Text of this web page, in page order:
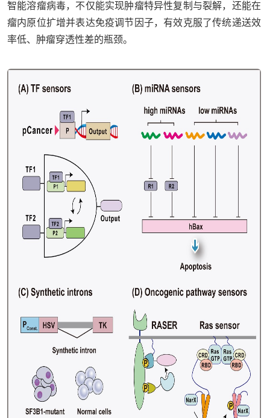
智能溶瘤病毒，不仅能实现肿瘤特异性复制与裂解，还能在
瘤内原位扩增并表达免疫调节因子，有效克服了传统递送效
率低、肿瘤穿透性差的瓶颈。